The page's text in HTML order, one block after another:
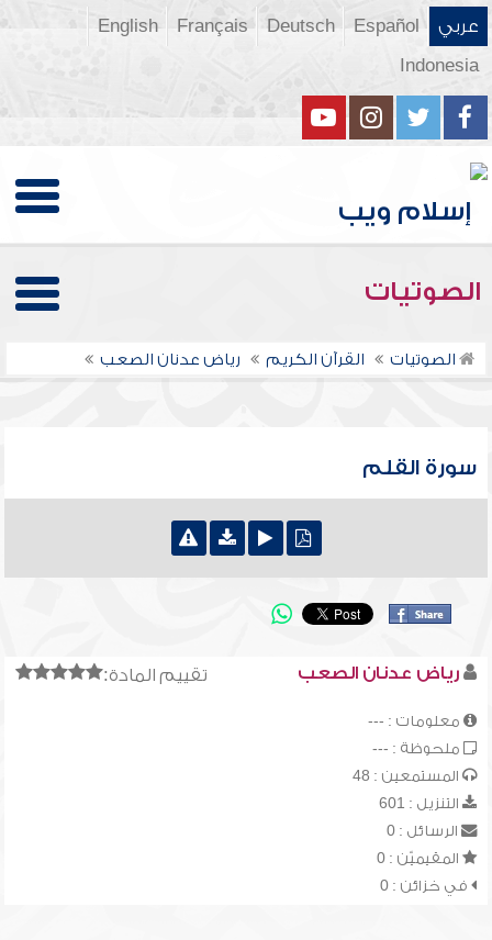
عربي Español
Deutsch
Français
English
Indonesia
الصوتيات
الصوتيات القرآن الكريم رياض عدنان الصعب
سورة القلم
تقييم المادة: رياض عدنان الصعب
معلومات : ---
ملحوظة : ---
المستمعين : 48
التنزيل : 601
الرسائل : 0
المقيميّن : 0
في خزائن : 0